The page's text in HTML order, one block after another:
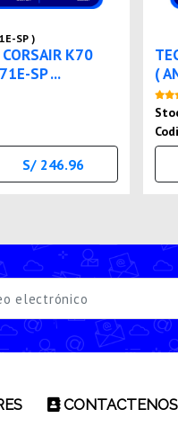
SP )
K70
SP ...
S/ 246.96
(
CONTACTENOS